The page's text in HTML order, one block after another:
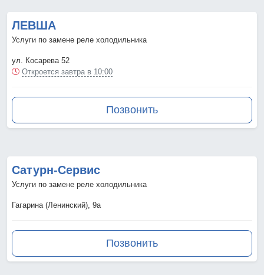
ЛЕВША
Услуги по замене реле холодильника
ул. Косарева 52
Откроется завтра в 10:00
Позвонить
Сатурн-Сервис
Услуги по замене реле холодильника
Гагарина (Ленинский), 9а
Позвонить